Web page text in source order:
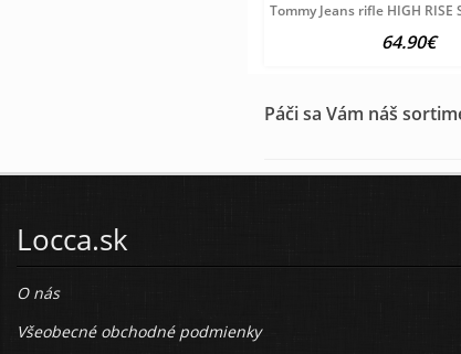
Tommy Jeans rifle HIGH RISE
64.90€
Páči sa Vám náš
Locca.sk
O nás
Všeobecné obchodné podmienky